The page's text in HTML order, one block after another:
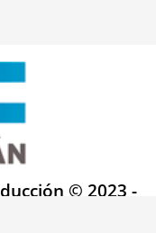
© 2023 -